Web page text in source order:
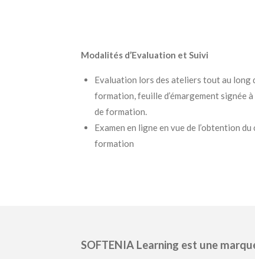
Modalités d’Evaluation et Suivi
Evaluation lors des ateliers tout au long
formation, feuille d’émargement signée
de formation.
Examen en ligne en vue de l’obtention
formation
SOFTENIA Learning est une